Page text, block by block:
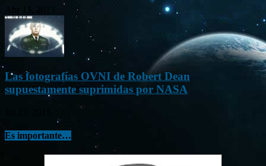
Las fotografías OVNI de Robert Dean
supuestamente suprimidas por NASA
Es importante…